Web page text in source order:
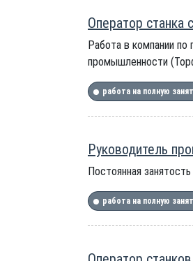
Оператор станка
Работа в компании по
промышленности
работа на полную
Руководитель
Постоянная занятость
работа на полную